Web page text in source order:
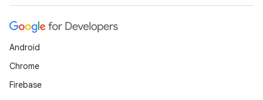
Android
Chrome
Firebase